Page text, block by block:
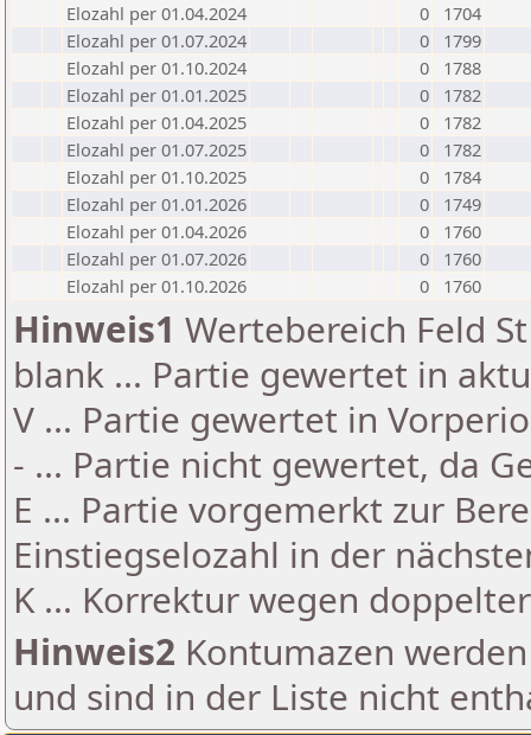
Elozahl per 01.04.2024
0
1704
Elozahl per 01.07.2024
0
1799
Elozahl per 01.10.2024
0
1788
Elozahl per 01.01.2025
0
1782
Elozahl per 01.04.2025
0
1782
Elozahl per 01.07.2025
0
1782
Elozahl per 01.10.2025
0
1784
Elozahl per 01.01.2026
0
1749
Elozahl per 01.04.2026
0
1760
Elozahl per 01.07.2026
0
1760
Elozahl per 01.10.2026
0 1760
Hinweis1 Wertebereich Feld
blank ... Partie gewertet in
V ... Partie gewertet in
- ... Partie nicht gewertet, da
E ... Partie vorgemerkt zur
Einstiegselozahl in der
K ... Korrektur wegen
Hinweis2 Kontumazen
und sind in der Liste nicht